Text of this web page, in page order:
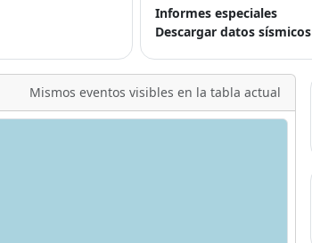
Informes especiales
Descargar datos sísmicos
Mismos eventos visibles en la tabla actual